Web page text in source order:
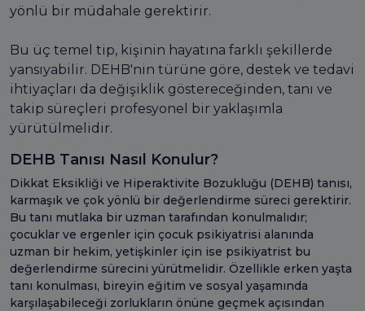
yönlü bir müdahale gerektirir.
Bu üç temel tip, kişinin hayatına farklı şekillerde
yansıyabilir. DEHB'nin türüne göre, destek ve tedavi
ihtiyaçları da değişiklik göstereceğinden, tanı ve
takip süreçleri profesyonel bir yaklaşımla
yürütülmelidir.
DEHB Tanısı Nasıl Konulur?
Dikkat Eksikliği ve Hiperaktivite Bozukluğu (DEHB) tanısı,
karmaşık ve çok yönlü bir değerlendirme süreci gerektirir.
Bu tanı mutlaka bir uzman tarafından konulmalıdır;
çocuklar ve ergenler için çocuk psikiyatrisi alanında
uzman bir hekim, yetişkinler için ise psikiyatrist bu
değerlendirme sürecini yürütmelidir. Özellikle erken yaşta
tanı konulması, bireyin eğitim ve sosyal yaşamında
karşılaşabileceği zorlukların önüne geçmek açısından